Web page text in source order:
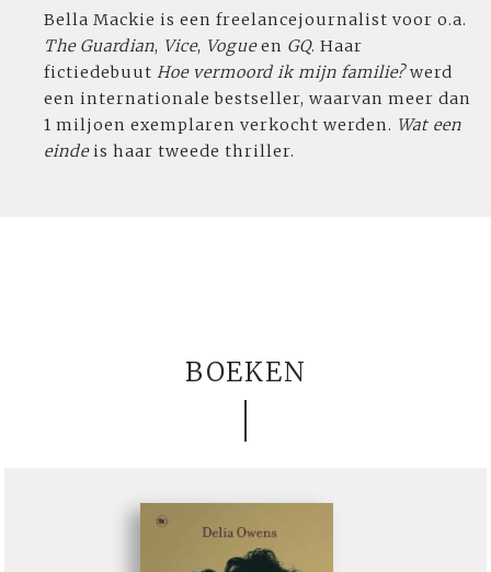
Bella Mackie is een freelancejournalist voor o.a.
The Guardian, Vice, Vogueen GQ. Haar
fictiedebuut Hoe vermoord ik mijn familie?werd
een internationale bestseller, waarvan meer dan
1 miljoen exemplaren verkocht werden. Wat een
eindeis haar tweede thriller.
BOEKEN